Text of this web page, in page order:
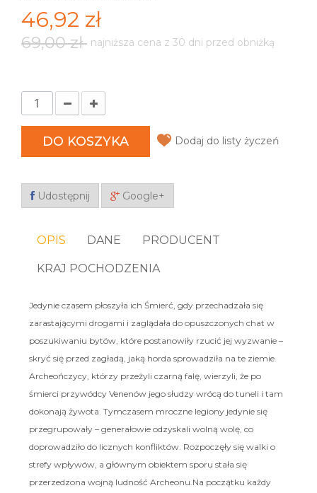
46,92 zł
69,00 zł najniższa cena z 30 dni przed obniżką
DO KOSZYKA Dodaj do listy życzeń
Udostępnij Google+
OPIS DANE PRODUCENT
KRAJ POCHODZENIA
Jedynie czasem płoszyła ich Śmierć, gdy przechadzała się
zarastającymi drogami i zaglądała do opuszczonych chat w
poszukiwaniu bytów, które postanowiły rzucić jej wyzwanie –
skryć się przed zagładą, jaką horda sprowadziła na te ziemie.
Archeończycy, którzy przeżyli czarną falę, wierzyli, że po
śmierci przywódcy Venenów jego słudzy wrócą do tuneli i tam
dokonają żywota. Tymczasem mroczne legiony jedynie się
przegrupowały – generałowie odzyskali wolną wolę, co
doprowadziło do licznych konfliktów. Rozpoczęły się walki o
strefy wpływów, a głównym obiektem sporu stała się
przerzedzona wojną ludność Archeonu.Na początku każdy